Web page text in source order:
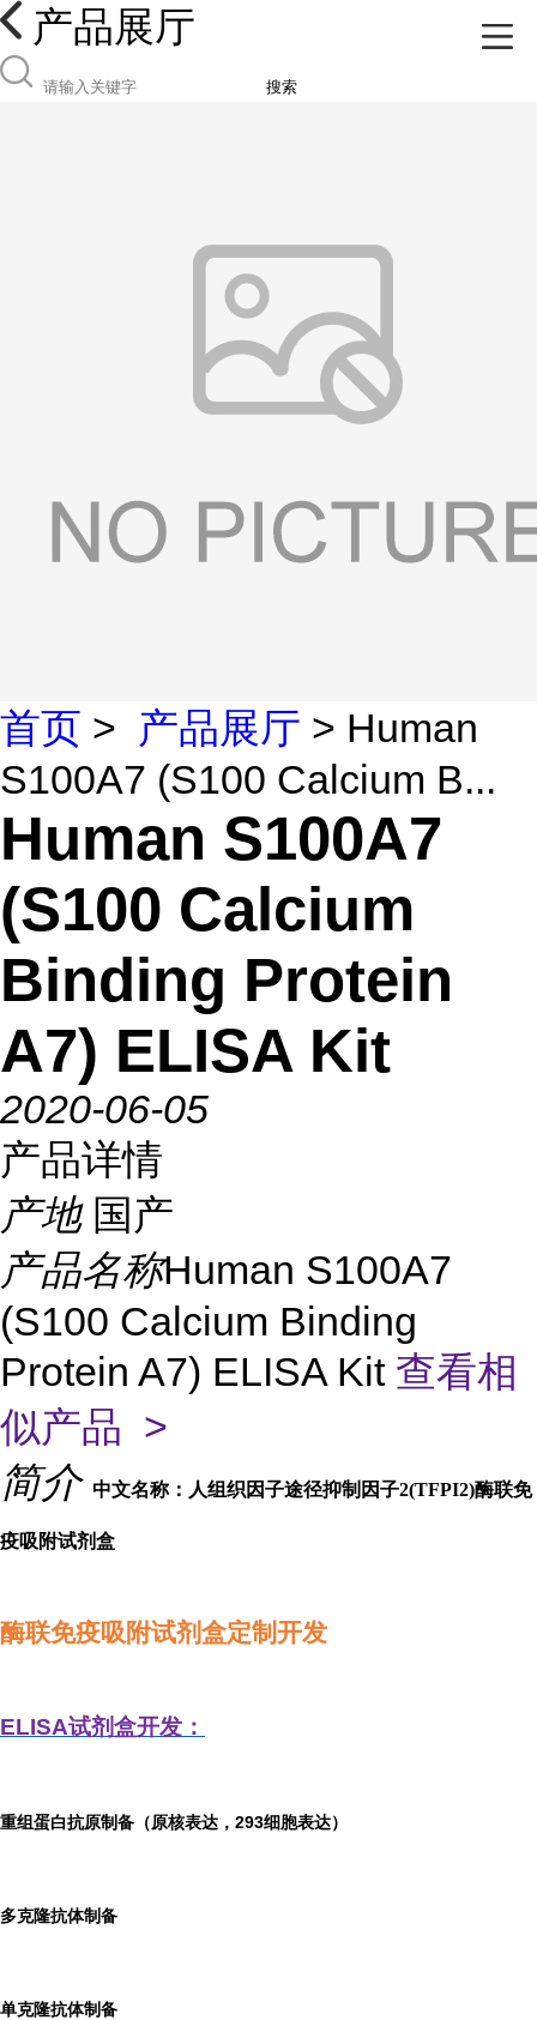
产品展厅
搜索
首页 > 产品展厅 > Human
S100A7 (S100 Calcium B...
Human S100A7
(S100 Calcium
Binding Protein
A7) ELISA Kit
2020-06-05
产品详情
产地 国产
产品名称Human S100A7
(S100 Calcium Binding
Protein A7) ELISA Kit 查看相
似产品 >
简介 中文名称：人组织因子途径抑制因子2(TFPI2)酶联免
疫吸附试剂盒
酶联免疫吸附试剂盒定制开发
ELISA试剂盒开发：
重组蛋白抗原制备（原核表达，293细胞表达）
多克隆抗体制备
单克隆抗体制备